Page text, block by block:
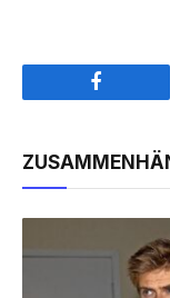
Facebook